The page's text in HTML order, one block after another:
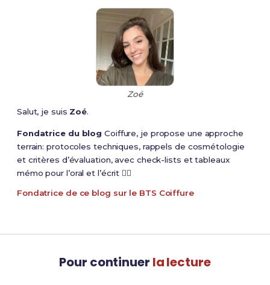
Zoé
Salut, je suis Zoé.
Fondatrice du blog Coiffure, je propose une approche
terrain: protocoles techniques, rappels de cosmétologie
et critères d’évaluation, avec check-lists et tableaux
mémo pour l’oral et l’écrit 💇‍♀️
Fondatrice de ce blog sur le BTS Coiffure
Pour continuer la lecture